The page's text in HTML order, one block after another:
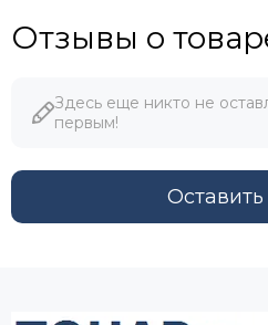
Отзывы о
Здесь еще никто не
первым!
Оставить